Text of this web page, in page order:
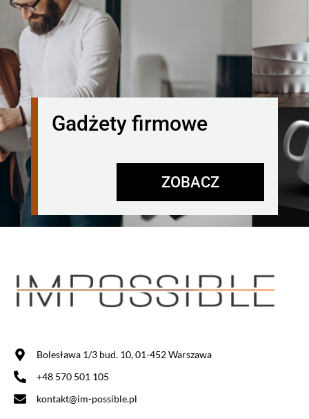
Gadżety firmowe
ZOBACZ
Bolesława 1/3 bud. 10, 01-452 Warszawa
+48 570 501 105
kontakt@im-possible.pl